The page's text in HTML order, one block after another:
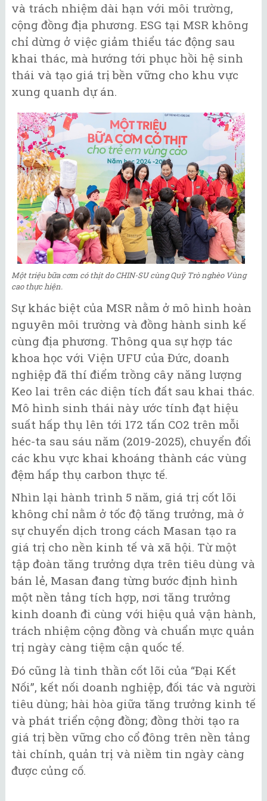
và trách nhiệm dài hạn với môi trường,
cộng đồng địa phương. ESG tại MSR không
chỉ dừng ở việc giảm thiểu tác động sau
khai thác, mà hướng tới phục hồi hệ sinh
thái và tạo giá trị bền vững cho khu vực
xung quanh dự án.
Một triệu bữa cơm có thịt do CHIN-SU cùng Quỹ Trò nghèo Vùng
cao thực hiện.
Sự khác biệt của MSR nằm ở mô hình hoàn
nguyên môi trường và đồng hành sinh kế
cùng địa phương. Thông qua sự hợp tác
khoa học với Viện UFU của Đức, doanh
nghiệp đã thí điểm trồng cây năng lượng
Keo lai trên các diện tích đất sau khai thác.
Mô hình sinh thái này ước tính đạt hiệu
suất hấp thụ lên tới 172 tấn CO2 trên mỗi
héc-ta sau sáu năm (2019-2025), chuyển đổi
các khu vực khai khoáng thành các vùng
đệm hấp thụ carbon thực tế.
Nhìn lại hành trình 5 năm, giá trị cốt lõi
không chỉ nằm ở tốc độ tăng trưởng, mà ở
sự chuyển dịch trong cách Masan tạo ra
giá trị cho nền kinh tế và xã hội. Từ một
tập đoàn tăng trưởng dựa trên tiêu dùng và
bán lẻ, Masan đang từng bước định hình
một nền tảng tích hợp, nơi tăng trưởng
kinh doanh đi cùng với hiệu quả vận hành,
trách nhiệm cộng đồng và chuẩn mực quản
trị ngày càng tiệm cận quốc tế.
Đó cũng là tinh thần cốt lõi của “Đại Kết
Nối”, kết nối doanh nghiệp, đối tác và người
tiêu dùng; hài hòa giữa tăng trưởng kinh tế
và phát triển cộng đồng; đồng thời tạo ra
giá trị bền vững cho cổ đông trên nền tảng
tài chính, quản trị và niềm tin ngày càng
được củng cố.